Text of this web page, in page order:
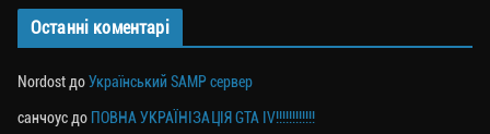
Останні коментарі
Nordost доУкраїнський SAMP сервер
санчоус до ПОВНА УКРАЇНІЗАЦІЯ GTA IV!!!!!!!!!!!!